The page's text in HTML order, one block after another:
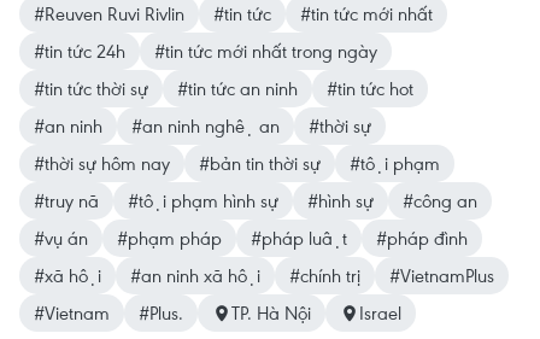
#Reuven Ruvi Rivlin
#tin tức
#tin tức mới nhất
#tin tức 24h
#tin tức mới nhất trong ngày
#tin tức thời sự
#tin tức an ninh
#tin tức hot
#an ninh
#an ninh nghệ an
#thời sự
#thời sự hôm nay
#bản tin thời sự
#tội phạm
#truy nã
#tội phạm hình sự #hình sự
#công an
#vụ án
#phạm pháp #pháp luật
#pháp đình
#xã hội
#an ninh xã hội #chính trị
#VietnamPlus
#Vietnam
#Plus. TP. Hà Nội Israel